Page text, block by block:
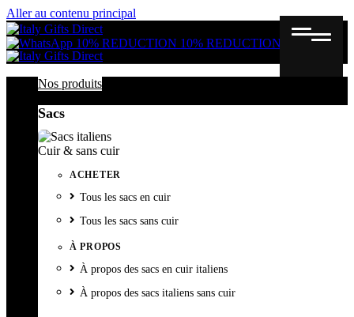
Aller au contenu principal
10% REDUCTION 10% REDUCTION
Nos produits
Sacs
Cuir & sans cuir
ACHETER
Tous les sacs en cuir
Tous les sacs sans cuir
À PROPOS
À propos des sacs en cuir italiens
À propos des sacs italiens sans cuir